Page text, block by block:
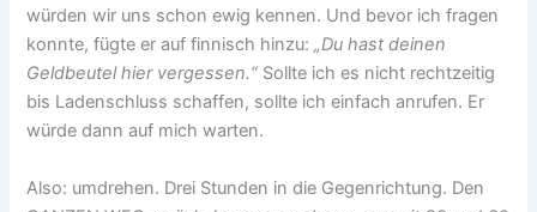
würden wir uns schon ewig kennen. Und bevor ich fragen
konnte, fügte er auf finnisch hinzu:„Du hast deinen
Geldbeutel hier vergessen.“ Sollte ich es nicht rechtzeitig
bis Ladenschluss schaffen, sollte ich einfach anrufen. Er
würde dann auf mich warten.
Also: umdrehen. Drei Stunden in die Gegenrichtung. Den